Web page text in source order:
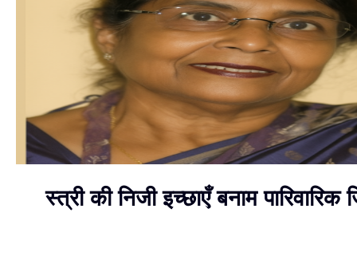
स्त्री की निजी इच्छाएँ बनाम पारिवारिक